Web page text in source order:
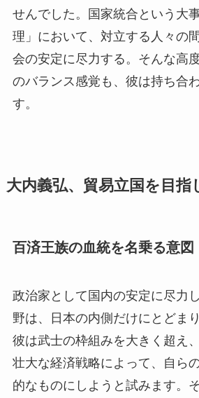
せんでした。国家統合という大
理」において、対立する人々の
会の安定に尽力する。そんな高
のバランス感覚も、彼は持ち合
す。
大内義弘、貿易立国を目指
百済王族の血統を名乗る意図
政治家として国内の安定に尽力
野は、日本の内側だけにとどま
彼は武士の枠組みを大きく超え
壮大な経済戦略によって、自ら
的なものにしようと試みます。